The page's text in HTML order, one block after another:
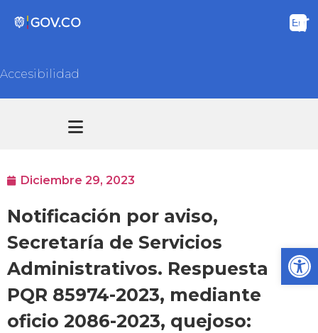
Accesibilidad
Diciembre 29, 2023
Notificación por aviso,
Secretaría de Servicios
Administrativos. Respuesta
PQR 85974-2023, mediante
oficio 2086-2023, quejoso: